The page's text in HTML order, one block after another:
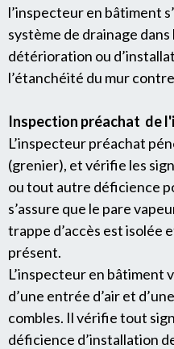
l’inspecteur en bâtiment
système de drainage
détérioration ou
l’étanchéité du mur
Inspection préachat de
L’inspecteur préachat
(grenier), et vérifie les
ou tout autre déficience
s’assure que le pare
trappe d’accès est isolée
présent.
L’inspecteur en bâtiment
d’une entrée d’air et
combles. Il vérifie tout
déficience d’installation